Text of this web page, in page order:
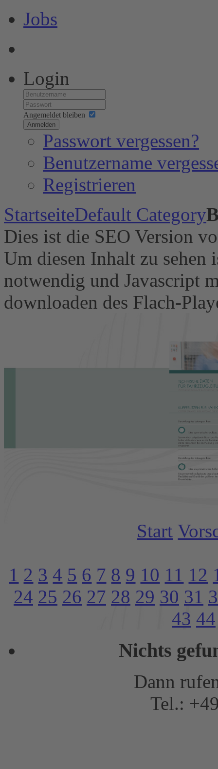
Jobs
Login
Angemeldet bleiben
Anmelden
Passwort vergessen?
Benutzername
Registrieren
StartseiteDefault Category
Dies ist die SEO Version
Um diesen Inhalt zu sehen
notwendig und Javascript
downloaden des Flach-
Start
1 2 3 4 5 6 7 8 9 10 11 12
24 25 26 27 28 29 30 31
43 44
Nichts
Dann
Tel.: